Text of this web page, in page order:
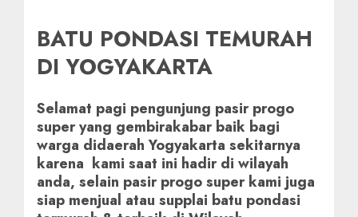
BATU PONDASI TEMURAH
DI YOGYAKARTA
Selamat pagi pengunjung pasir progo
super yang gembirakabar baik bagi
warga didaerah Yogyakarta sekitarnya
karena kami saat ini hadir di wilayah
anda, selain pasir progo super kami juga
siap menjual atau supplai batu pondasi